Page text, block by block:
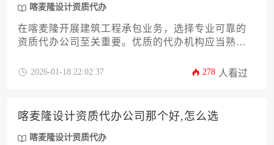
喀麦隆设计资质代办
在喀麦隆开展建筑工程承包业务，选择专业可靠的
资质代办公司至关重要。优质的代办机构应当熟悉
服务团队，并能提供从资质申请到后续维护的全流
的企业提供实用参考。
2026-01-18 22:02:37 278 人看过
喀麦隆设计资质代办公司那个好,怎么选
喀麦隆设计资质代办